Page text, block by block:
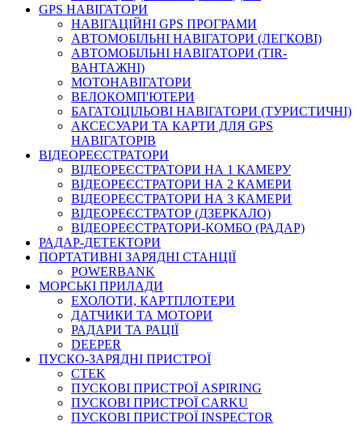
GPS НАВІГАТОРИ
НАВІГАЦІЙНІ GPS ПРОГРАМИ
АВТОМОБІЛЬНІ НАВІГАТОРИ (ЛЕГКОВІ)
АВТОМОБІЛЬНІ НАВІГАТОРИ (TIR-
ВАНТАЖНІ)
МОТОНАВІГАТОРИ
ВЕЛОКОМП'ЮТЕРИ
БАГАТОЦІЛЬОВІ НАВІГАТОРИ (ТУРИСТИЧНІ)
АКСЕСУАРИ ТА КАРТИ ДЛЯ GPS
НАВІГАТОРІВ
ВІДЕОРЕЄСТРАТОРИ
ВІДЕОРЕЄСТРАТОРИ НА 1 КАМЕРУ
ВІДЕОРЕЄСТРАТОРИ НА 2 КАМЕРИ
ВІДЕОРЕЄСТРАТОРИ НА 3 КАМЕРИ
ВІДЕОРЕЄСТРАТОР (ДЗЕРКАЛО)
ВІДЕОРЕЄСТРАТОРИ-КОМБО (РАДАР)
РАДАР-ДЕТЕКТОРИ
ПОРТАТИВНІ ЗАРЯДНІ СТАНЦІЇ
POWERBANK
МОРСЬКІ ПРИЛАДИ
ЕХОЛОТИ, КАРТПЛОТЕРИ
ДАТЧИКИ ТА МОТОРИ
РАДАРИ ТА РАЦІЇ
DEEPER
ПУСКО-ЗАРЯДНІ ПРИСТРОЇ
CTEK
ПУСКОВІ ПРИСТРОЇ ASPIRING
ПУСКОВІ ПРИСТРОЇ CARKU
ПУСКОВІ ПРИСТРОЇ INSPECTOR